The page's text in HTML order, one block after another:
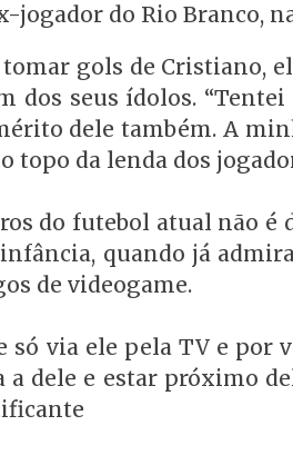
jogador do Rio Branco,
gols de Cristiano,
seus ídolos.
dele também. A
topo da lenda dos
do futebol atual não é
quando já
de videogame.
via ele pela TV e por
dele e estar próximo